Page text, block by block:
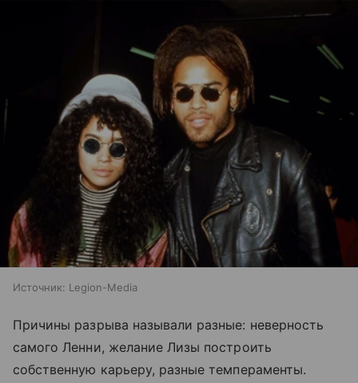
Источник: Legion-Media
Причины разрыва называли разные: неверность
самого Ленни, желание Лизы построить
собственную карьеру, разные темпераменты.